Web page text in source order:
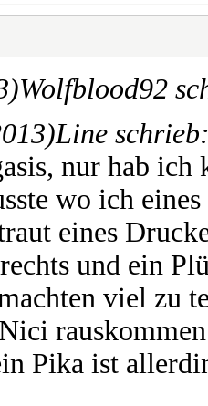
Wolfblood92
Line
nur hab
wo ich
eines
und ein
viel zu
Pika ist